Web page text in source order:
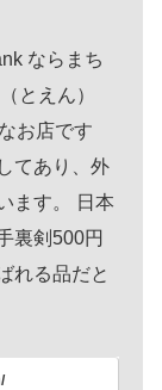
ならまち
とえん）
お店です
てあり、外
ます。 日本
裏剣500円
れる品だと